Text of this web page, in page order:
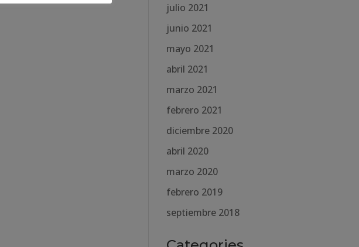
julio 2021
junio 2021
mayo 2021
abril 2021
marzo 2021
febrero 2021
diciembre 2020
abril 2020
marzo 2020
febrero 2019
septiembre 2018